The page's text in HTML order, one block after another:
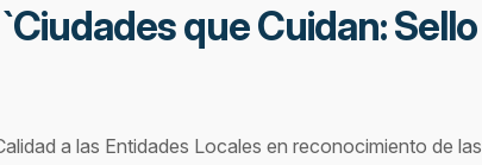
que Cuidan: Sello
a las Entidades Locales en reconocimiento de las